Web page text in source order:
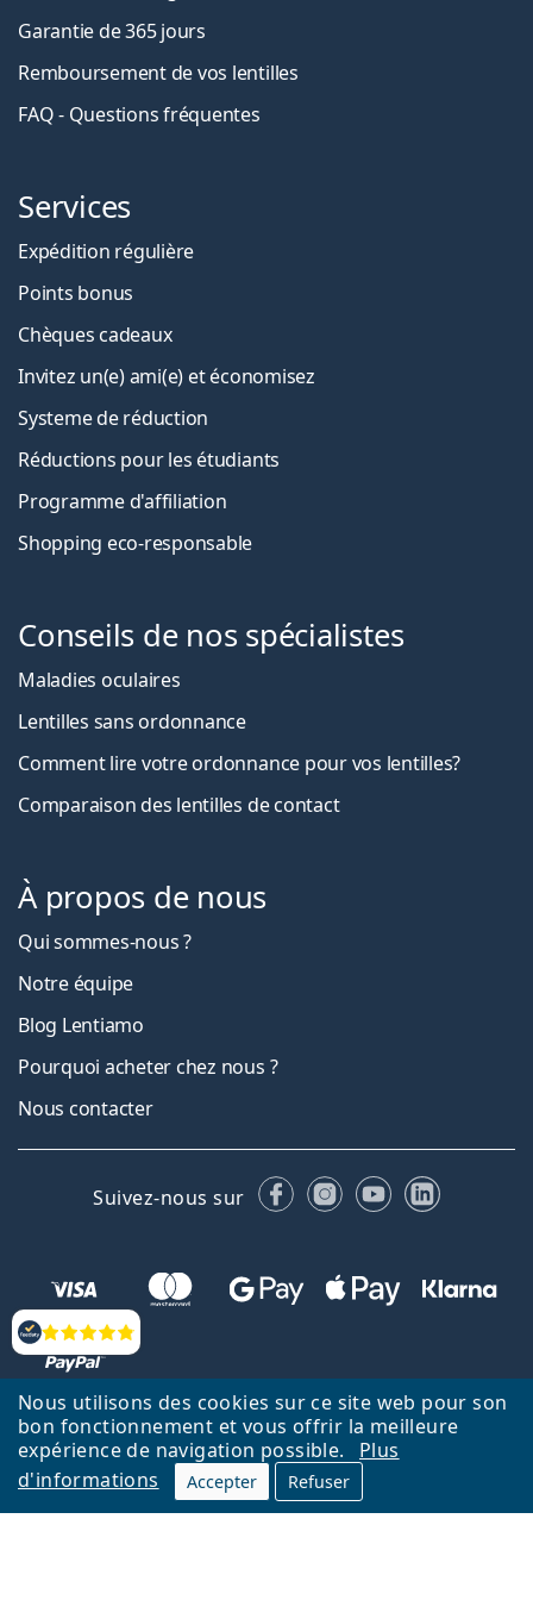
Nous utilisons des cookies sur ce site web pour son
bon fonctionnement et vous offrir la meilleure
expérience de navigation possible.
Plus
d'informations
Accepter Refuser
Évaluation
Garantie de 365 jours
Remboursement de vos lentilles
FAQ - Questions fréquentes
Services
Expédition régulière
Points bonus
Chèques cadeaux
Invitez un(e) ami(e) et économisez
Systeme de réduction
Réductions pour les étudiants
Programme d'affiliation
Shopping eco-responsable
Conseils de nos spécialistes
Maladies oculaires
Lentilles sans ordonnance
Comment lire votre ordonnance pour vos lentilles?
Comparaison des lentilles de contact
À propos de nous
Qui sommes-nous ?
Notre équipe
Blog Lentiamo
Pourquoi acheter chez nous ?
Nous contacter
Suivez-nous sur FacebookInstagram
YouTubeLinkedIn
Retour à la page d'accueil
Haut
Lentiamo.fr est géré et exploité par Lentiamo s.r.o., République
Un service en ligne pour vous depuis 18 ans.